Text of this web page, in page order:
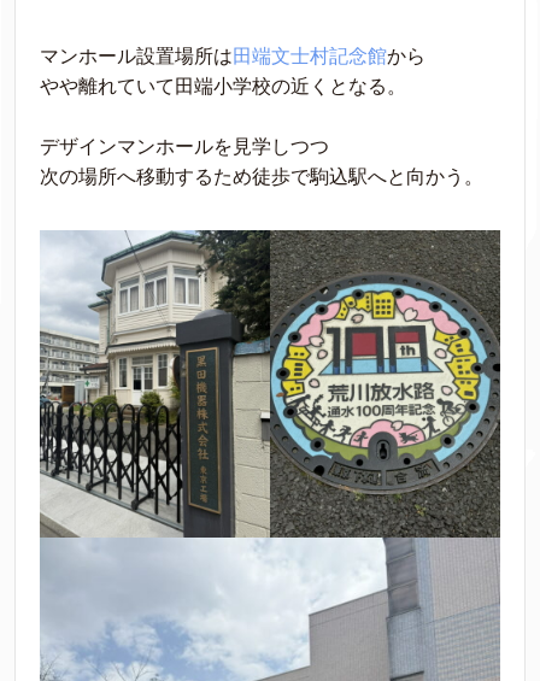
マンホール設置場所は田端文士村記念館から
やや離れていて田端小学校の近くとなる。
デザインマンホールを見学しつつ
次の場所へ移動するため徒歩で駒込駅へと向かう。